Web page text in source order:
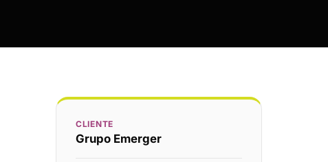
CLIENTE
Grupo Emerger